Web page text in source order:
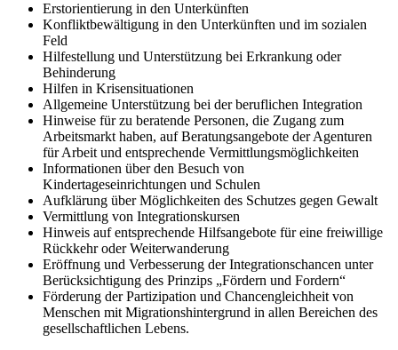
Erstorientierung in den Unterkünften
Konfliktbewältigung in den Unterkünften und im sozialen
Feld
Hilfestellung und Unterstützung bei Erkrankung oder
Behinderung
Hilfen in Krisensituationen
Allgemeine Unterstützung bei der beruflichen Integration
Hinweise für zu beratende Personen, die Zugang zum
Arbeitsmarkt haben, auf Beratungsangebote der Agenturen
für Arbeit und entsprechende Vermittlungsmöglichkeiten
Informationen über den Besuch von
Kindertageseinrichtungen und Schulen
Aufklärung über Möglichkeiten des Schutzes gegen Gewalt
Vermittlung von Integrationskursen
Hinweis auf entsprechende Hilfsangebote für eine freiwillige
Rückkehr oder Weiterwanderung
Eröffnung und Verbesserung der Integrationschancen unter
Berücksichtigung des Prinzips „Fördern und Fordern“
Förderung der Partizipation und Chancengleichheit von
Menschen mit Migrationshintergrund in allen Bereichen des
gesellschaftlichen Lebens.